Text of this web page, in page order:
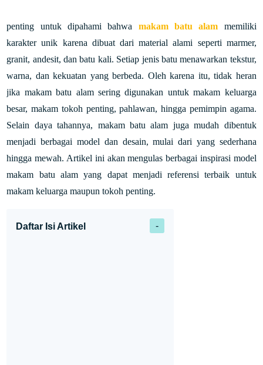
penting untuk dipahami bahwa makam batu alam memiliki
karakter unik karena dibuat dari material alami seperti marmer,
granit, andesit, dan batu kali. Setiap jenis batu menawarkan tekstur,
warna, dan kekuatan yang berbeda. Oleh karena itu, tidak heran
jika makam batu alam sering digunakan untuk makam keluarga
besar, makam tokoh penting, pahlawan, hingga pemimpin agama.
Selain daya tahannya, makam batu alam juga mudah dibentuk
menjadi berbagai model dan desain, mulai dari yang sederhana
hingga mewah. Artikel ini akan mengulas berbagai inspirasi model
makam batu alam yang dapat menjadi referensi terbaik untuk
makam keluarga maupun tokoh penting.
Daftar Isi Artikel